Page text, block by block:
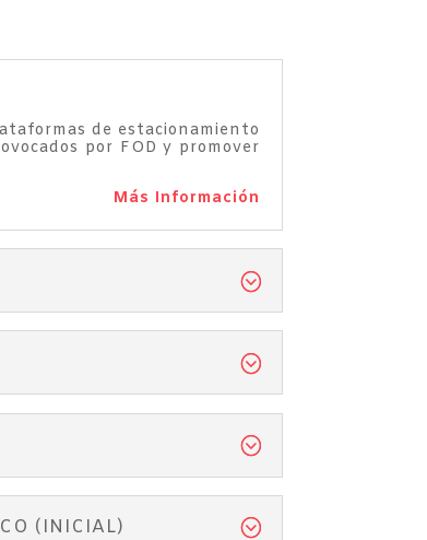
de estacionamiento
por FOD y promover
Más Información
(INICIAL)